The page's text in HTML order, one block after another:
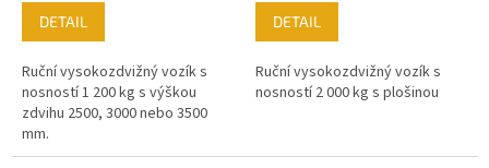
DETAIL
Ruční vysokozdvižný vozík s
nosností 1 200 kg s výškou
zdvihu 2500, 3000 nebo 3500
mm.
DETAIL
Ruční vysokozdvižný vozík s
nosností 2 000 kg s plošinou